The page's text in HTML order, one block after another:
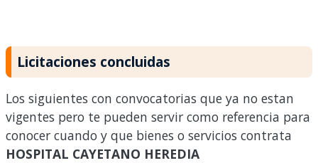
Licitaciones concluidas
Los siguientes con convocatorias que ya no estan
vigentes pero te pueden servir como referencia para
conocer cuando y que bienes o servicios contrata
HOSPITAL CAYETANO HEREDIA